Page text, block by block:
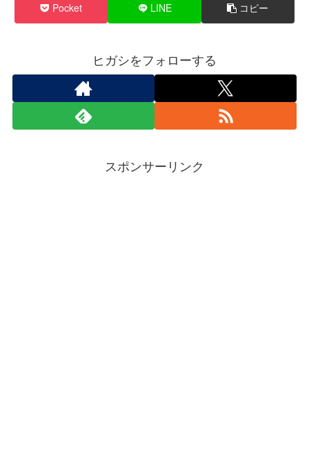
Pocket LINE コピー
ヒガシをフォローする
スポンサーリンク